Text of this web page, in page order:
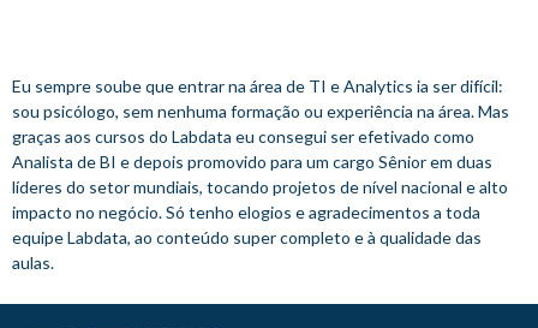
Eu sempre soube que entrar na área de TI e Analytics ia ser difícil:
sou psicólogo, sem nenhuma formação ou experiência na área. Mas
graças aos cursos do Labdata eu consegui ser efetivado como
Analista de BI e depois promovido para um cargo Sênior em duas
líderes do setor mundiais, tocando projetos de nível nacional e alto
impacto no negócio. Só tenho elogios e agradecimentos a toda
equipe Labdata, ao conteúdo super completo e à qualidade das
aulas.